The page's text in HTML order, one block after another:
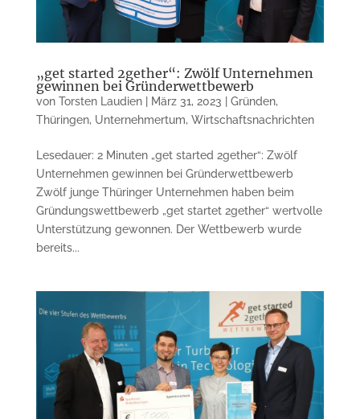
„get started 2gether“: Zwölf Unternehmen
gewinnen bei Gründerwettbewerb
von Torsten Laudien| März 31, 2023 | Gründen,
Thüringen, Unternehmertum, Wirtschaftsnachrichten
Lesedauer: 2 Minuten „get started 2gether“: Zwölf
Unternehmen gewinnen bei Gründer­wettbewerb
Zwölf junge Thüringer Unternehmen haben beim
Gründungswettbewerb „get startet 2gether“ wertvolle
Un­ter­stützung gewonnen. Der Wett­be­werb wurde
bereits...